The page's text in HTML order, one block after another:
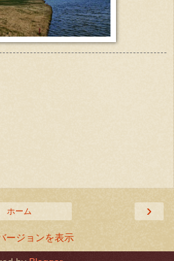
›
ホーム
ージョンを表示